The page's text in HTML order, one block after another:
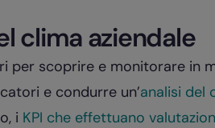
clima aziendale
per scoprire e monitorare in
e condurre un’analisi del
i KPI che effettuano